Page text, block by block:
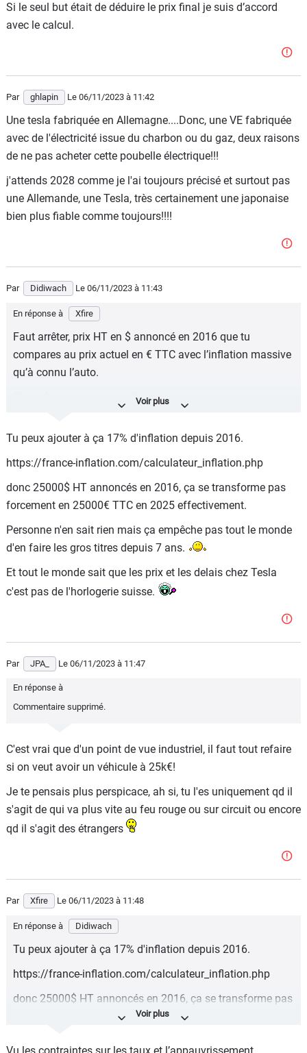
Si le seul but était de déduire le prix final je suis d’accord
avec le calcul.
Par ghlapin Le 06/11/2023 à 11:42
Une tesla fabriquée en Allemagne....Donc, une VE fabriquée
avec de l'électricité issue du charbon ou du gaz, deux raisons
de ne pas acheter cette poubelle électrique!!!
j'attends 2028 comme je l'ai toujours précisé et surtout pas
une Allemande, une Tesla, très certainement une japonaise
bien plus fiable comme toujours!!!!
Par Didiwach Le 06/11/2023 à 11:43
En réponse à Xfire
Faut arrêter, prix HT en $ annoncé en 2016 que tu
compares au prix actuel en € TTC avec l’inflation massive
qu’à connu l’auto.
Sinon futur carton massif en vue.
Tu peux ajouter à ça 17% d'inflation depuis 2016.
https://france-inflation.com/calculateur_inflation.php
donc 25000$ HT annoncés en 2016, ça se transforme pas
forcement en 25000€ TTC en 2025 effectivement.
Personne n'en sait rien mais ça empêche pas tout le monde
d'en faire les gros titres depuis 7 ans.
Et tout le monde sait que les prix et les delais chez Tesla
c'est pas de l'horlogerie suisse.
Par JPA_ Le 06/11/2023 à 11:47
En réponse à
Commentaire supprimé.
C'est vrai que d'un point de vue industriel, il faut tout refaire
si on veut avoir un véhicule à 25k€!
Je te pensais plus perspicace, ah si, tu l'es uniquement qd il
s'agit de qui va plus vite au feu rouge ou sur circuit ou encore
qd il s'agit des étrangers
Par Xfire Le 06/11/2023 à 11:48
En réponse à Didiwach
Tu peux ajouter à ça 17% d'inflation depuis 2016.
https://france-inflation.com/calculateur_inflation.php
donc 25000$ HT annoncés en 2016, ça se transforme pas
forcement en 25000€ TTC en 2025 effectivement.